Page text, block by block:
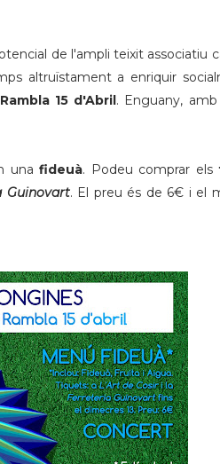
de l'ampli teixit associatiu
altruïstament a enriquir
15 d'Abril. Enguany,
unafideuà. Podeu comprar els
Guinovart. El preu és de 6€ i el